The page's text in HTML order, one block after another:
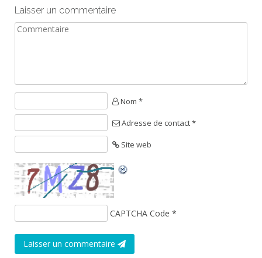
Laisser un commentaire
Nom *
Adresse de contact *
Site web
CAPTCHA Code *
Laisser un commentaire